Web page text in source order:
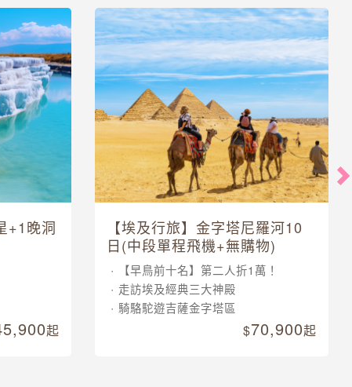
+1晚洞
起
【埃及行旅】金字塔尼羅河10
日(中段單程飛機+無購物)
【早鳥前十名】第二人折1萬！
走訪埃及經典三大神殿
騎駱駝遊吉薩金字塔區
70,900起